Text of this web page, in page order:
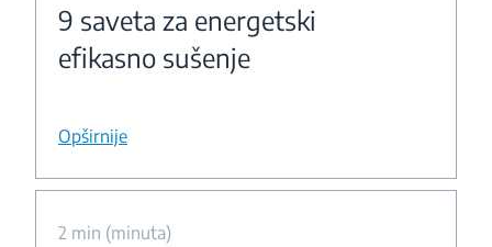
9 saveta za energetski
efikasno sušenje
Opširnije
2 min (minuta)